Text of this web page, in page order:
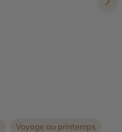
Voyage au printemps